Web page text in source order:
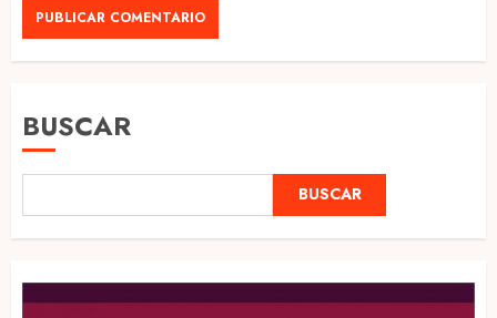
BUSCAR
BUSCAR